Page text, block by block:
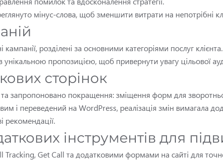
мінус-слова, щоб зменшити витрати на непотрібні
розділені за основними категоріями послуг клієнта.
пропозицією, щоб привернути увагу цільової
сторінок
та запропоновано покращення: зміщення форм для
і переведений на WordPress, реалізація змін вимагала
рекомендації.
інструментів для
Tracking, Get Call та додатковими формами на сайті для